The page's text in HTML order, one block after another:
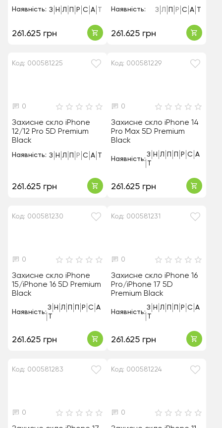
Наявність: З Н Л П Р С А
261.625 грн
Наявність: З Л П Р С А Т
261.625 грн
Код: 000581225
0
Захисне скло iPhone
12/12 Pro 5D Premium
Black
Наявність: З Н Л П Р С А Т
261.625 грн
Код: 000581229
0
Захисне скло iPhone 14
Pro Max 5D Premium
Black
Наявність:
З Н Л П П Р С А
Т
261.625 грн
Код: 000581230
0
Захисне скло iPhone
15/iPhone 16 5D Premium
Black
Наявність:
З Н Л П П Р С А
Т
261.625 грн
Код: 000581231
0
Захисне скло iPhone 16
Pro/iPhone 17 5D
Premium Black
Наявність:
З Н Л П П Р С А
Т
261.625 грн
Код: 000581283
0
Код: 000581224
0